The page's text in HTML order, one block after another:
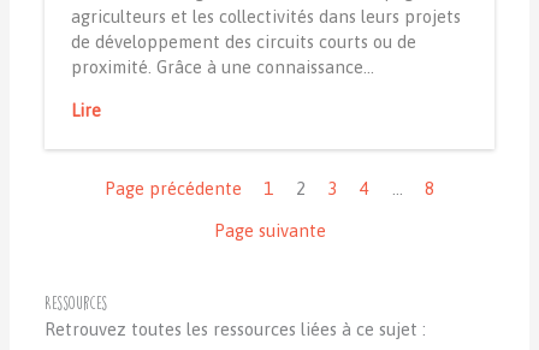
agriculteurs et les collectivités dans leurs projets
de développement des circuits courts ou de
proximité. Grâce à une connaissance…
Lire
Page précédente
1 2 3 4 8
Page suivante
Ressources
Retrouvez toutes les ressources liées à ce sujet :